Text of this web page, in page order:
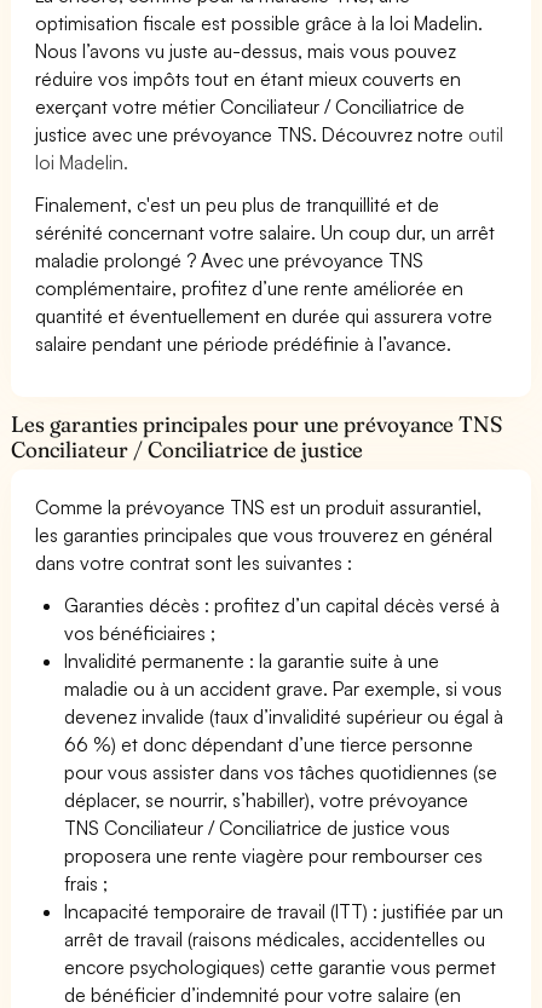
optimisation fiscale est possible grâce à la loi Madelin.
Nous l’avons vu juste au-dessus, mais vous pouvez
réduire vos impôts tout en étant mieux couverts en
exerçant votre métier Conciliateur / Conciliatrice de
justice avec une prévoyance TNS. Découvrez notre outil
loi Madelin.
Finalement, c'est un peu plus de tranquillité et de
sérénité concernant votre salaire. Un coup dur, un arrêt
maladie prolongé ? Avec une prévoyance TNS
complémentaire, profitez d’une rente améliorée en
quantité et éventuellement en durée qui assurera votre
salaire pendant une période prédéfinie à l’avance.
Les garanties principales pour une prévoyance TNS
Conciliateur / Conciliatrice de justice
Comme la prévoyance TNS est un produit assurantiel,
les garanties principales que vous trouverez en général
dans votre contrat sont les suivantes :
Garanties décès : profitez d’un capital décès versé à
vos bénéficiaires ;
Invalidité permanente : la garantie suite à une
maladie ou à un accident grave. Par exemple, si vous
devenez invalide (taux d’invalidité supérieur ou égal à
66 %) et donc dépendant d’une tierce personne
pour vous assister dans vos tâches quotidiennes (se
déplacer, se nourrir, s’habiller), votre prévoyance
TNS Conciliateur / Conciliatrice de justice vous
proposera une rente viagère pour rembourser ces
frais ;
Incapacité temporaire de travail (ITT) : justifiée par un
arrêt de travail (raisons médicales, accidentelles ou
encore psychologiques) cette garantie vous permet
de bénéficier d’indemnité pour votre salaire (en